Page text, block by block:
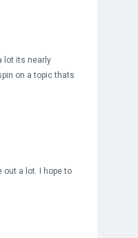
lot its nearly
on a topic thats
out a lot. I hope to